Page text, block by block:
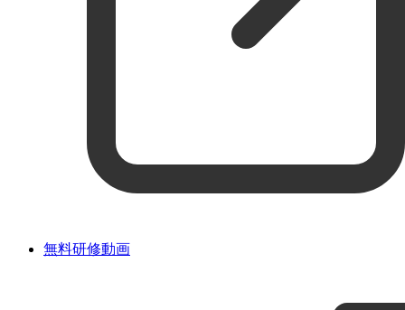
無料研修動画